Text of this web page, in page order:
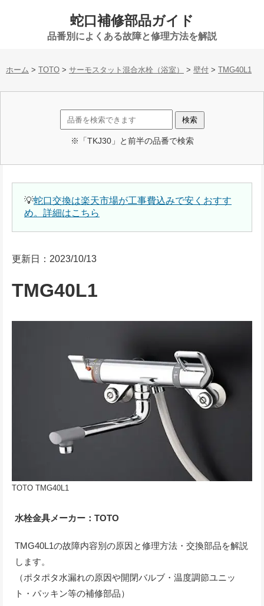
蛇口補修部品ガイド
品番別によくある故障と修理方法を解説
ホーム > TOTO > サーモスタット混合水栓（浴室） > 壁付 > TMG40L1
※「TKJ30」と前半の品番で検索
💡蛇口交換は楽天市場が工事費込みで安くおすす
め。詳細はこちら
更新日：2023/10/13
TMG40L1
TOTO TMG40L1
水栓金具メーカー：TOTO
TMG40L1の故障内容別の原因と修理方法・交換部品を解説
します。
（ポタポタ水漏れの原因や開閉バルブ・温度調節ユニッ
ト・パッキン等の補修部品）